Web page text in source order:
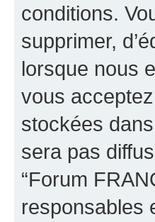
conditions.
supprimer,
lorsque nous
vous
stockées
sera pas
“Forum
responsables